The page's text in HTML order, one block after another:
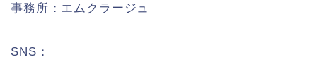
事務所：エムクラージュ
SNS：